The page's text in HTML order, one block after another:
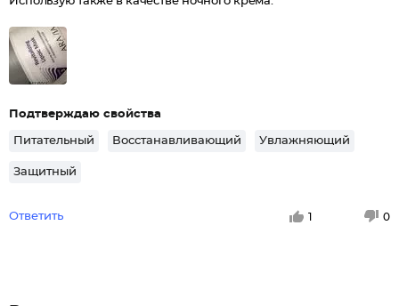
Подтверждаю свойства
Питательный Восстанавливающий Увлажняющий
Защитный
Ответить 1 0